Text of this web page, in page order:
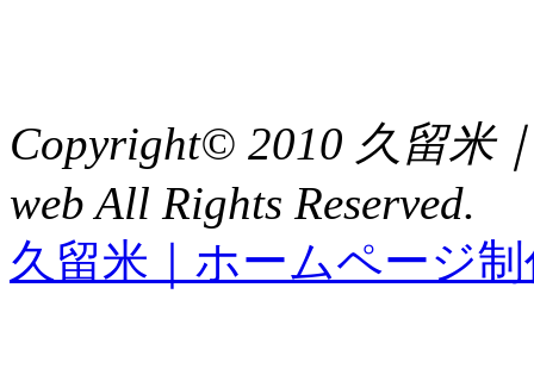
Copyright© 2010 久留米
web All Rights Reserved.
久留米｜ホームページ